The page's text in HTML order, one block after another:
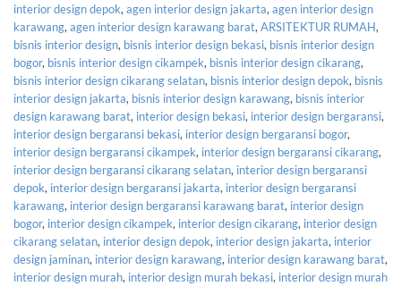
interior design depok,agen interior design jakarta,agen interior design
karawang,agen interior design karawang barat,ARSITEKTUR RUMAH,
bisnis interior design, bisnis interior design bekasi, bisnis interior design
bogor, bisnis interior design cikampek, bisnis interior design cikarang,
bisnis interior design cikarang selatan, bisnis interior design depok, bisnis
interior design jakarta, bisnis interior design karawang, bisnis interior
design karawang barat, interior design bekasi, interior design bergaransi,
interior design bergaransi bekasi, interior design bergaransi bogor,
interior design bergaransi cikampek, interior design bergaransi cikarang,
interior design bergaransi cikarang selatan, interior design bergaransi
depok, interior design bergaransi jakarta, interior design bergaransi
karawang, interior design bergaransi karawang barat, interior design
bogor, interior design cikampek, interior design cikarang, interior design
cikarang selatan, interior design depok, interior design jakarta, interior
design jaminan, interior design karawang, interior design karawang barat,
interior design murah, interior design murah bekasi, interior design murah